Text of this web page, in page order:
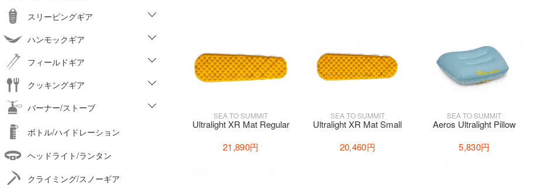
スリーピングギア
ハンモックギア
フィールドギア
クッキングギア
バーナー/ストーブ
ボトル/ハイドレーション
ヘッドライト/ランタン
クライミング/スノーギア
SEA TO SUMMIT
Ultralight XR Mat Regular
21,890円
SEA TO SUMMIT
Ultralight XR Mat Small
20,460円
SEA TO SUMMIT
Aeros Ultralight Pillow
5,830円